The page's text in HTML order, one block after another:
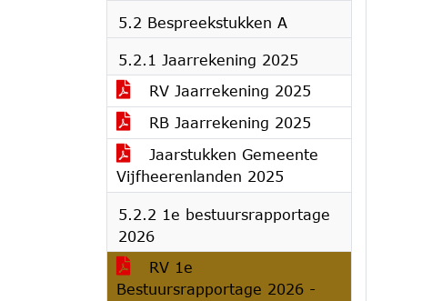
5.2 Bespreekstukken A
5.2.1 Jaarrekening 2025
RV Jaarrekening 2025
RB Jaarrekening 2025
Jaarstukken Gemeente
Vijfheerenlanden 2025
5.2.2 1e bestuursrapportage
2026
RV 1e
Bestuursrapportage 2026 -